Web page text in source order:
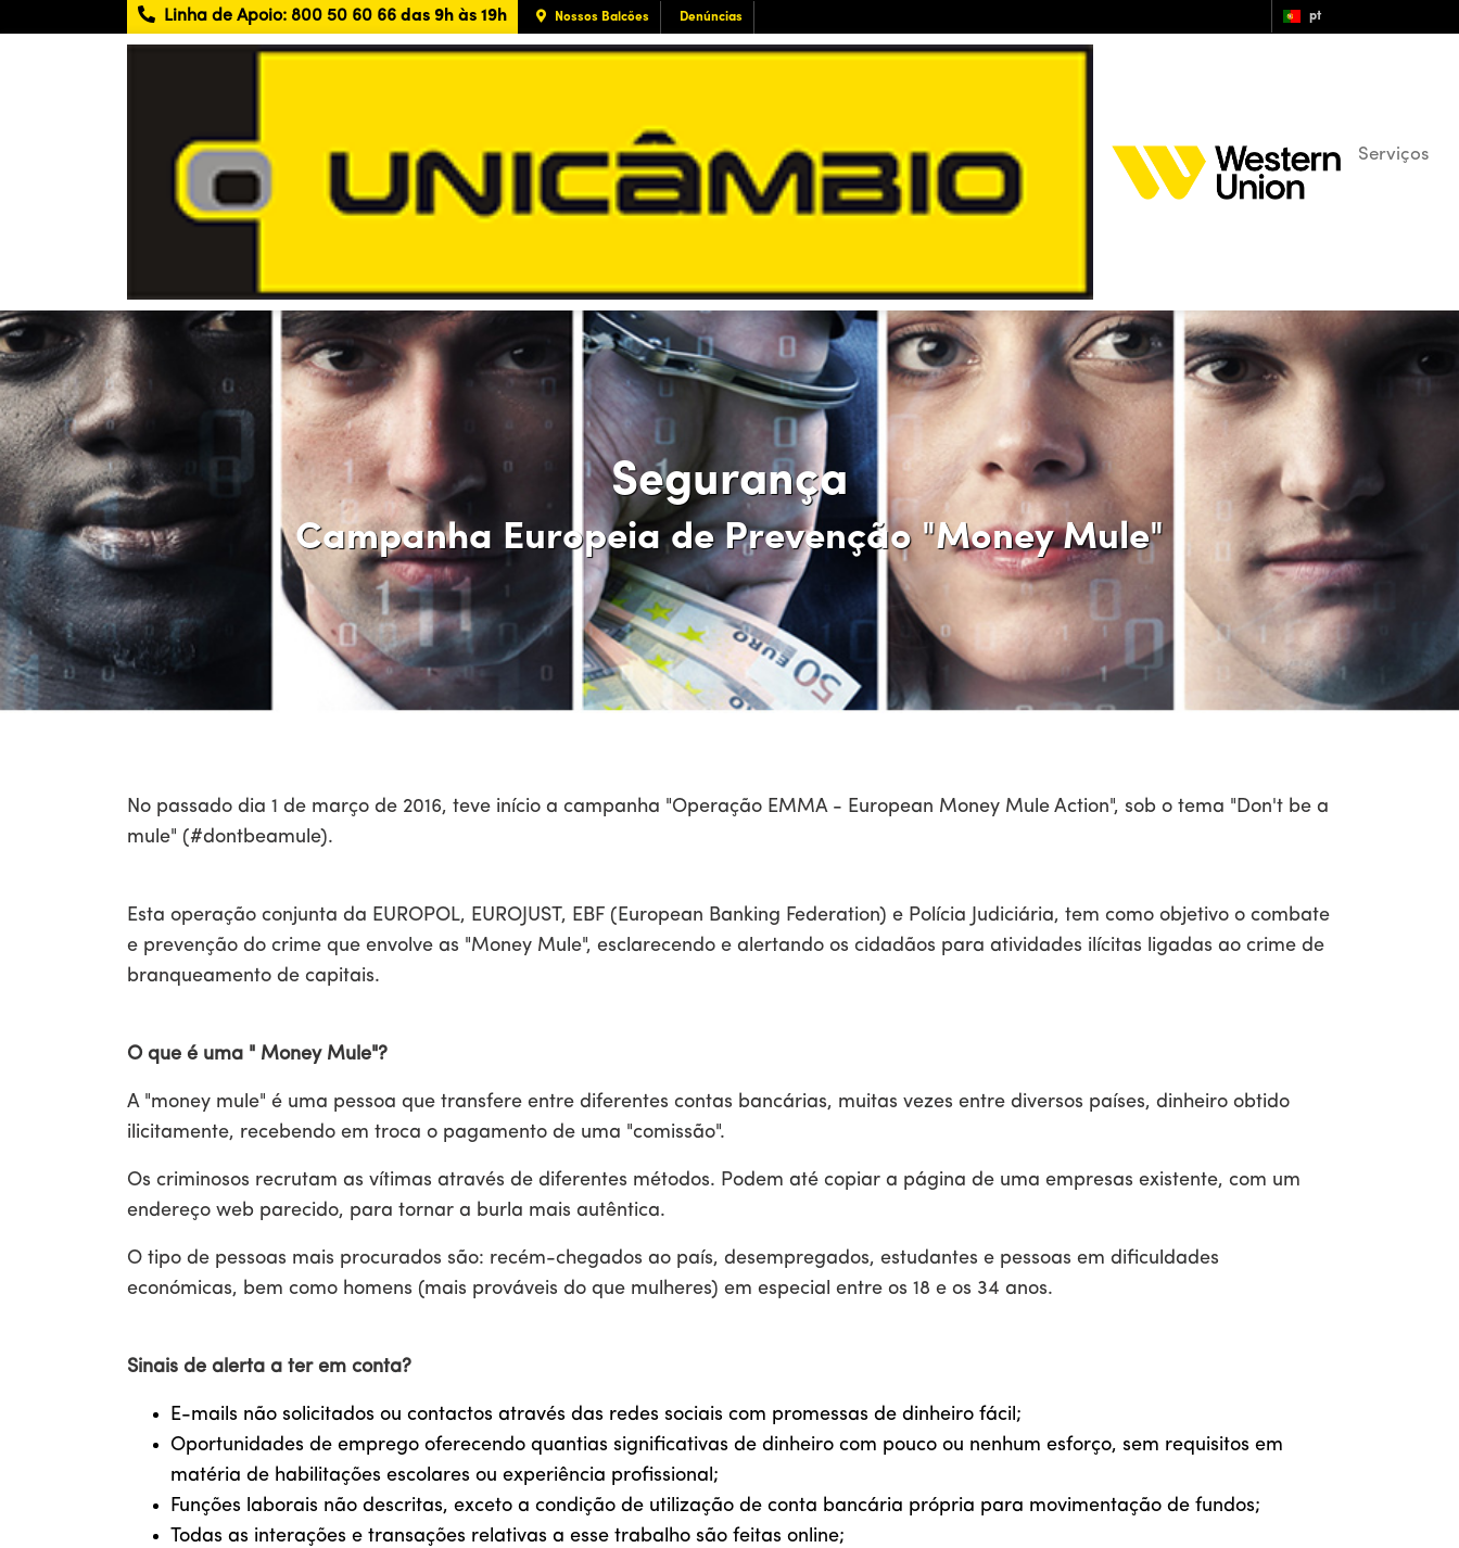
Linha de Apoio: 800 50 60 66 das 9h às 19h Nossos Balcões Denúncias pt
Serviços
Segurança
Campanha Europeia de Prevenção "Money Mule"
No passado dia 1 de março de 2016, teve início a campanha "Operação EMMA - E​uropean Money Mule Action", sob o tema "Don't be a
mule" (#dontbeamule).
Esta operação conjunta da EUROPOL, EUROJUST, EBF (European Banking Federation) e Polícia Judiciária, tem como objetivo o combate
e prevenção do crime que envolve as "Money Mule", esclarecendo e alertando os cidadãos para atividades ilícitas ligadas ao crime de
branqueamento de capitais.​
O que é uma " Money Mule"?
A "money mule" é uma pessoa que transfere entre diferentes contas bancárias, muitas vezes entre diversos países, dinheiro obtido
ilicitamente, recebendo em troca o pagamento de uma "comissão".
Os criminosos recrutam as vítimas através de diferentes métodos. Podem até copiar a página de uma empresas existente, com um
endereço web parecido, para tornar a burla mais autêntica.
O tipo de pessoas mais procurados são: recém-chegados ao país, desempregados, estudantes e pessoas em dificuldades
económicas, bem como homens (mais prováveis do que mulheres) em especial entre os 18 e os 34 anos.
Sinais de alerta a ter em conta?
E-mails não solicitados ou contactos através das redes sociais com promessas de dinheiro fácil;
Oportunidades de emprego oferecendo quantias significativas de dinheiro com pouco ou nenhum esforço, sem requisitos em
matéria de habilitações escolares ou experiência profissional;
Funções laborais não descritas, exceto a condição de utilização de conta bancária própria para movimentação de fundos;
Todas as interações e transações relativas a esse trabalho são feitas online;